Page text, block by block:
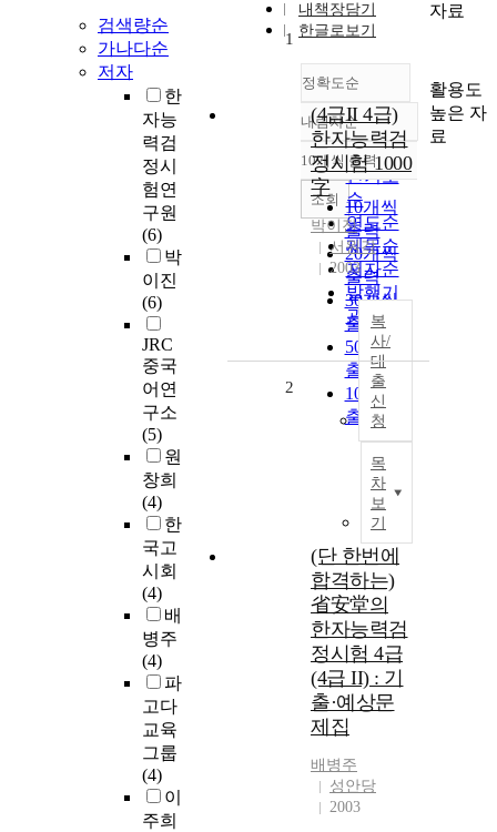
검색량순
가나다순
저자
한
자능
력검
정시
험연
구원
(6)
박
이진
(6)
JRC
중국
어연
구소
(5)
원
창희
(4)
한
국고
시회
(4)
배
병주
(4)
파
고다
교육
그룹
(4)
이
주희
내책장담기
한글로보기
정확도순
정확도
순
인기도
순
연도순
제목순
저자순
발행기
관순
내림차순
내림차순
10개씩 출력
10개씩
출력
20개씩
출력
30개씩
출력
50개씩
출력
100개씩
출력
조회
1
(4급II 4급)
한자능력검
정시험 1000
字
박이진
서원각
2003
복
사/
대
출
신
청
목
차
보
기
2
(단 한번에
합격하는)
省安堂의
한자능력검
정시험 4급
(4급 II) : 기
출·예상문
제집
배병주
성안당
2003
자료
활용도
높은 자
료